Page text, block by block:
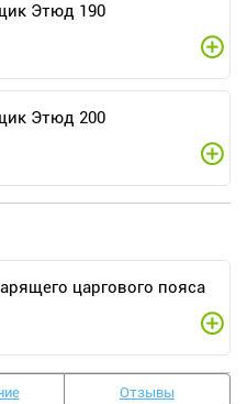
Этюд 190
Этюд 200
царгового пояса
Отзывы